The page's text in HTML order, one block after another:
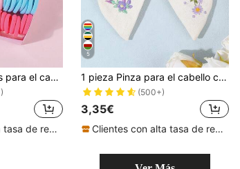
100 piezas de ligas para el cabello coloridas y no dañinas para niñas, adecuadas para uso diario
Clientes con alta tasa de repetición
5
1 pieza Pinza para el cabello con lazo blanco de 26 letras, Pinza para el cabello con letra bordada & flor, Accesorio de moda para el cabello de niñas, Regalo para fiestas, Regalo de vuelta a la escuela
(500+)
3,35€
Clientes con alta tasa de repetición